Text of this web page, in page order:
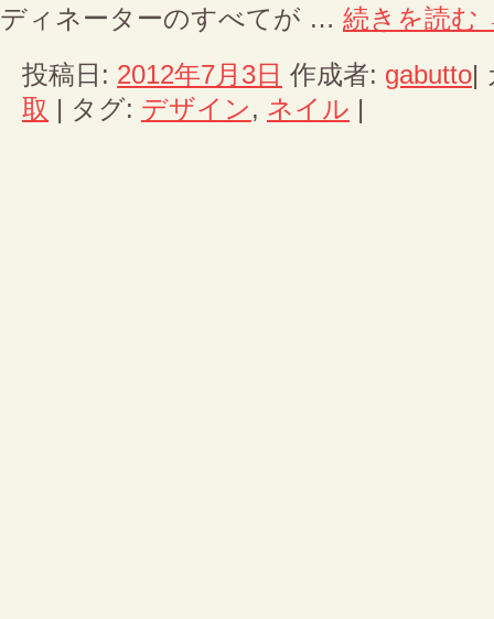
ディネーターのすべてが … 続きを読む
投稿日: 2012年7月3日 作成者: gabutto|
取 | タグ: デザイン, ネイル |